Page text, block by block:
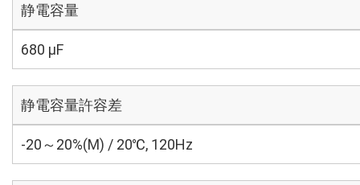
静電容量
680 µF
静電容量許容差
-20～20%(M) / 20℃, 120Hz